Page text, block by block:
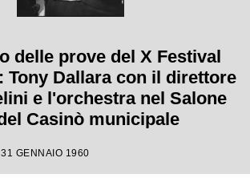
delle prove del X Festival
Tony Dallara con il direttore
e l'orchestra nel Salone
Casinò municipale
GENNAIO 1960